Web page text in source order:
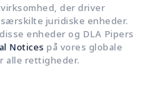
der driver
juridiske enheder.
enheder og DLA Pipers
Notices på vores globale
alle rettigheder.